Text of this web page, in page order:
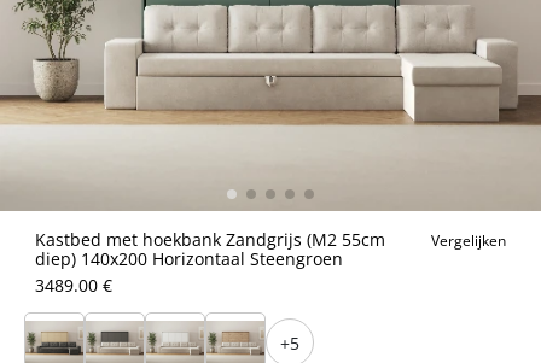
Kastbed met hoekbank Zandgrijs (M2 55cm
diep) 140x200 Horizontaal Steengroen
Vergelijken
3489.00 €
+5